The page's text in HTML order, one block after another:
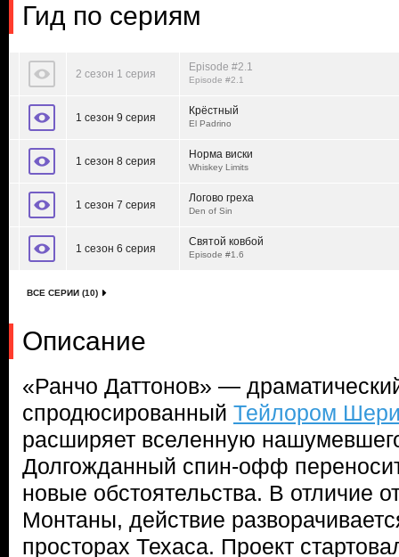
Гид по сериям
2 сезон 1 серия
Episode #2.1
Episode #2.1
1 сезон 9 серия
Крёстный
El Padrino
1 сезон 8 серия
Норма виски
Whiskey Limits
1 сезон 7 серия
Логово греха
Den of Sin
1 сезон 6 серия
Святой ковбой
Episode #1.6
ВСЕ СЕРИИ (10)
Описание
«Ранчо Даттонов» —
спродюсированный Тейлором
расширяет вселенную
Долгожданный спин-офф
новые обстоятельства. В отличие
Монтаны, действие
просторах Техаса. Проект